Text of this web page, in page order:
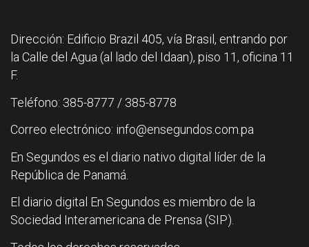
Dirección: Edificio Brazil 405, vía Brasil, entrando por
la Calle del Agua (al lado del Idaan), piso 11, oficina 11
F.
Teléfono: 385-8777 / 385-8778
Correo electrónico: info@ensegundos.com.pa
En Segundos es el diario nativo digital líder de la
República de Panamá.
El diario digital En Segundos es miembro de la
Sociedad Interamericana de Prensa (SIP).